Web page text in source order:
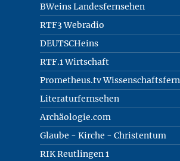
BWeins Landesfernsehen
RTF3 Webradio
DEUTSCHeins
RTF.1 Wirtschaft
Prometheus.tv
Literaturfernsehen
Archäologie.com
Glaube - Kirche - Christentum
RIK Reutlingen 1